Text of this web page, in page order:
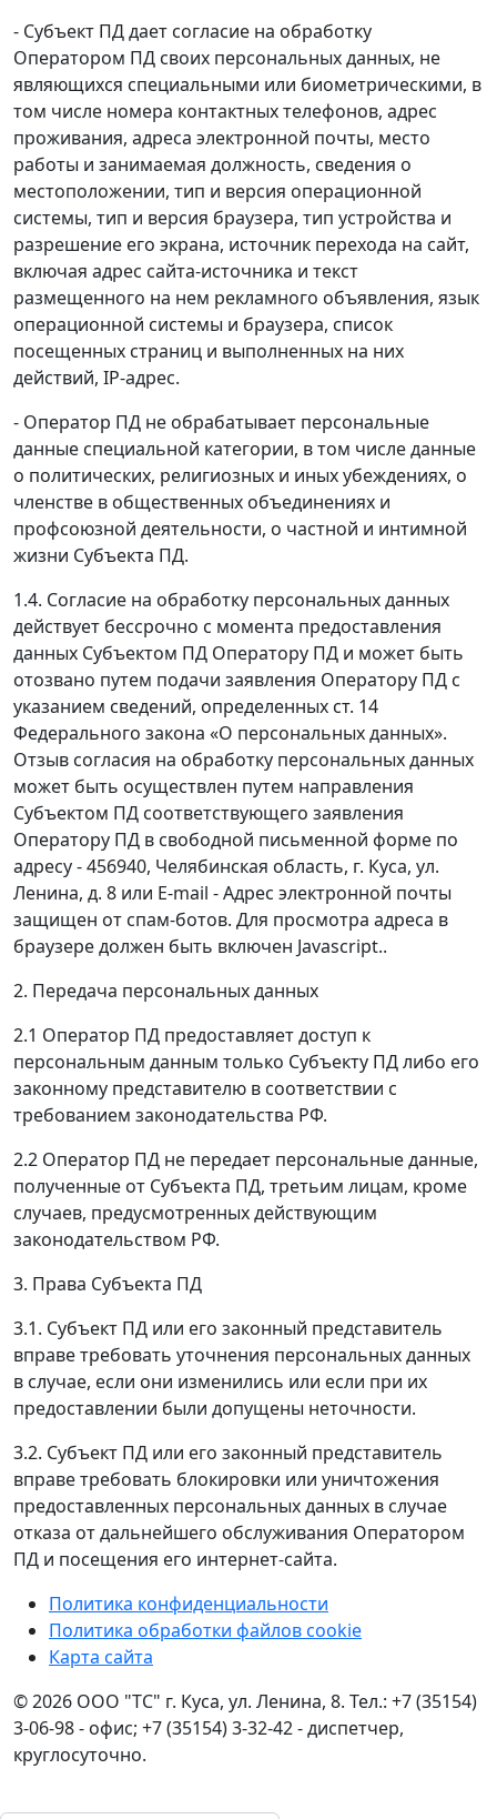
- Субъект ПД дает согласие на обработку
Оператором ПД своих персональных данных, не
являющихся специальными или биометрическими, в
том числе номера контактных телефонов, адрес
проживания, адреса электронной почты, место
работы и занимаемая должность, сведения о
местоположении, тип и версия операционной
системы, тип и версия браузера, тип устройства и
разрешение его экрана, источник перехода на сайт,
включая адрес сайта-источника и текст
размещенного на нем рекламного объявления, язык
операционной системы и браузера, список
посещенных страниц и выполненных на них
действий, IP-адрес.
- Оператор ПД не обрабатывает персональные
данные специальной категории, в том числе данные
о политических, религиозных и иных убеждениях, о
членстве в общественных объединениях и
профсоюзной деятельности, о частной и интимной
жизни Субъекта ПД.
1.4. Согласие на обработку персональных данных
действует бессрочно с момента предоставления
данных Субъектом ПД Оператору ПД и может быть
отозвано путем подачи заявления Оператору ПД с
указанием сведений, определенных ст. 14
Федерального закона «О персональных данных».
Отзыв согласия на обработку персональных данных
может быть осуществлен путем направления
Субъектом ПД соответствующего заявления
Оператору ПД в свободной письменной форме по
адресу - 456940, Челябинская область, г. Куса, ул.
Ленина, д. 8 или E-mail -Адрес электронной почты
защищен от спам-ботов. Для просмотра адреса в
браузере должен быть включен Javascript..
2. Передача персональных данных
2.1 Оператор ПД предоставляет доступ к
персональным данным только Субъекту ПД либо его
законному представителю в соответствии с
требованием законодательства РФ.
2.2 Оператор ПД не передает персональные данные,
полученные от Субъекта ПД, третьим лицам, кроме
случаев, предусмотренных действующим
законодательством РФ.
3. Права Субъекта ПД
3.1. Субъект ПД или его законный представитель
вправе требовать уточнения персональных данных
в случае, если они изменились или если при их
предоставлении были допущены неточности.
3.2. Субъект ПД или его законный представитель
вправе требовать блокировки или уничтожения
предоставленных персональных данных в случае
отказа от дальнейшего обслуживания Оператором
ПД и посещения его интернет-сайта.
Политика конфиденциальности
Политика обработки файлов cookie
Карта сайта
© 2026 ООО "ТС" г. Куса, ул. Ленина, 8. Тел.: +7 (35154)
3-06-98 - офис; +7 (35154) 3-32-42 - диспетчер,
круглосуточно.